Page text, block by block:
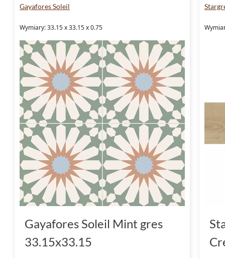
Gayafores Soleil
Wymiary: 33.15 x 33.15 x 0.75
Gayafores Soleil Mint gres
33.15x33.15